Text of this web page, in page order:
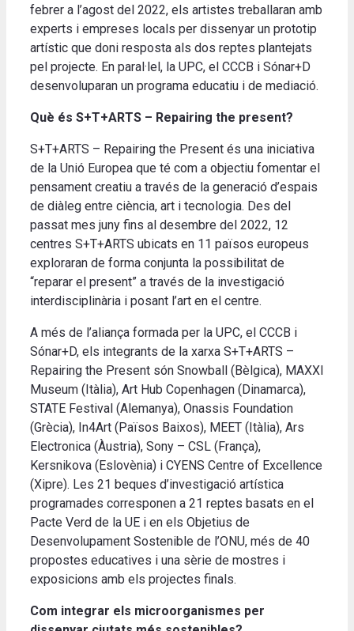
febrer a l’agost del 2022, els artistes treballaran amb
experts i empreses locals per dissenyar un prototip
artístic que doni resposta als dos reptes plantejats
pel projecte. En paral·lel, la UPC, el CCCB i Sónar+D
desenvoluparan un programa educatiu i de mediació.
Què és S+T+ARTS – Repairing the present?
S+T+ARTS – Repairing the Present és una iniciativa
de la Unió Europea que té com a objectiu fomentar el
pensament creatiu a través de la generació d’espais
de diàleg entre ciència, art i tecnologia. Des del
passat mes juny fins al desembre del 2022, 12
centres S+T+ARTS ubicats en 11 països europeus
exploraran de forma conjunta la possibilitat de
“reparar el present” a través de la investigació
interdisciplinària i posant l’art en el centre.
A més de l’aliança formada per la UPC, el CCCB i
Sónar+D, els integrants de la xarxa S+T+ARTS –
Repairing the Present són Snowball (Bèlgica), MAXXI
Museum (Itàlia), Art Hub Copenhagen (Dinamarca),
STATE Festival (Alemanya), Onassis Foundation
(Grècia), In4Art (Països Baixos), MEET (Itàlia), Ars
Electronica (Àustria), Sony – CSL (França),
Kersnikova (Eslovènia) i CYENS Centre of Excellence
(Xipre). Les 21 beques d’investigació artística
programades corresponen a 21 reptes basats en el
Pacte Verd de la UE i en els Objetius de
Desenvolupament Sostenible de l’ONU, més de 40
propostes educatives i una sèrie de mostres i
exposicions amb els projectes finals.
Com integrar els microorganismes per